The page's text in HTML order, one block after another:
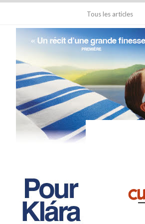
Tous les articles